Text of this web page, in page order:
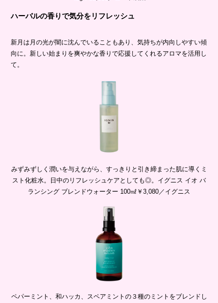
ハーバルの香りで気分をリフレッシュ
新月は月の光が闇に沈んでいることもあり、気持ちが内向しやすい傾
向に。新しい始まりを爽やかな香りで応援してくれるアロマを活用し
て。
みずみずしく潤いを与えながら、すっきりと引き締まった肌に導くミ
スト化粧水。日中のリフレッシュケアとしても◎。イグニス イオ バ
ランシング ブレンドウォーター 100㎖￥3,080／イグニス
ペパーミント、和ハッカ、スペアミントの３種のミントをブレンドし